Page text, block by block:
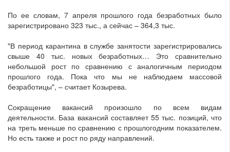
По ее словам, 7 апреля прошлого года безработных было
зарегистрировано 323 тыс., а сейчас – 364,3 тыс.
"В период карантина в службе занятости зарегистрировались
свыше 40 тыс. новых безработных… Это сравнительно
небольшой рост по сравнению с аналогичным периодом
прошлого года. Пока что мы не наблюдаем массовой
безработицы", – считает Козырева.
Сокращение вакансий произошло по всем видам
деятельности. База вакансий составляет 55 тыс. позиций, что
на треть меньше по сравнению с прошлогодним показателем.
Но есть также и рост по ряду направлений.